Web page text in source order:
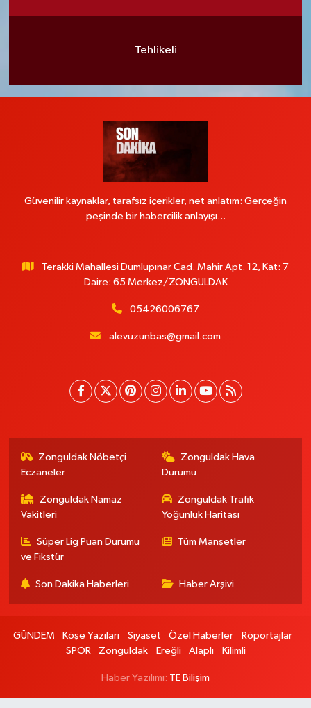
Tehlikeli
Güvenilir kaynaklar, tarafsız içerikler, net anlatım: Gerçeğin
peşinde bir habercilik anlayışı...
Terakki Mahallesi Dumlupınar Cad. Mahir Apt. 12, Kat: 7
Daire: 65 Merkez/ZONGULDAK
05426006767
alevuzunbas@gmail.com
Zonguldak Nöbetçi
Eczaneler
Zonguldak Hava
Durumu
Zonguldak Namaz
Vakitleri
Zonguldak Trafik
Yoğunluk Haritası
Süper Lig Puan Durumu
ve Fikstür
Tüm Manşetler
Son Dakika Haberleri Haber Arşivi
GÜNDEM Köşe Yazıları Siyaset Özel Haberler
Röportajlar
SPOR
Zonguldak Ereğli Alaplı Kilimli
Haber Yazılımı: TE Bilişim